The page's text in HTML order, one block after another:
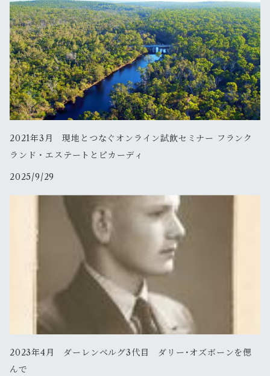
2021年3月 現地とつなぐオンライン試飲セミナー フランク
ランド・エステートとピカーディ
2025/9/29
2023年4月 ダーレンベルグ3代目 ダリー･オズボーンを偲
んで